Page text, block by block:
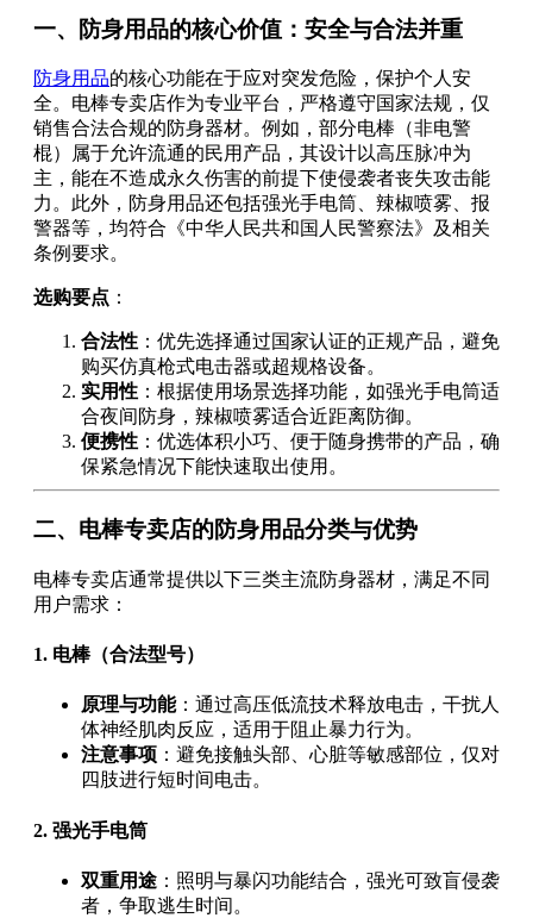
一、防身用品的核心价值：安全与合法并重
防身用品的核心功能在于应对突发危险，保护个人安
全。电棒专卖店作为专业平台，严格遵守国家法规，仅
销售合法合规的防身器材。例如，部分电棒（非电警
棍）属于允许流通的民用产品，其设计以高压脉冲为
主，能在不造成永久伤害的前提下使侵袭者丧失攻击能
力。此外，防身用品还包括强光手电筒、辣椒喷雾、报
警器等，均符合《中华人民共和国人民警察法》及相关
条例要求。
选购要点 ：
合法性 ：优先选择通过国家认证的正规产品，避免
购买仿真枪式电击器或超规格设备。
实用性 ：根据使用场景选择功能，如强光手电筒适
合夜间防身，辣椒喷雾适合近距离防御。
便携性 ：优选体积小巧、便于随身携带的产品，确
保紧急情况下能快速取出使用。
二、电棒专卖店的防身用品分类与优势
电棒专卖店通常提供以下三类主流防身器材，满足不同
用户需求：
1. 电棒（合法型号）
原理与功能：通过高压低流技术释放电击，干扰人
体神经肌肉反应，适用于阻止暴力行为。
注意事项 ：避免接触头部、心脏等敏感部位，仅对
四肢进行短时间电击。
2. 强光手电筒
双重用途 ：照明与暴闪功能结合，强光可致盲侵袭
者，争取逃生时间。